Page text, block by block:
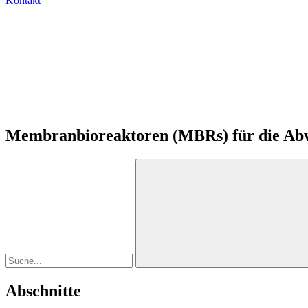
Membranbioreaktoren (MBRs) für die
Abschnitte